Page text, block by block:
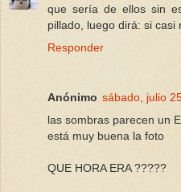
que sería de ellos sin
pillado, luego dirá: si casi
Responder
Anónimo sábado, julio
las sombras parecen un
está muy buena la foto
QUE HORA ERA ?????